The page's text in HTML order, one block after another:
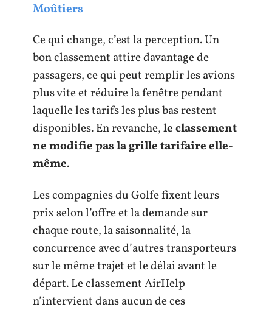
Moûtiers
Ce qui change, c’est la perception. Un
bon classement attire davantage de
passagers, ce qui peut remplir les avions
plus vite et réduire la fenêtre pendant
laquelle les tarifs les plus bas restent
disponibles. En revanche,le classement
ne modifie pas la grille tarifaire elle-
même.
Les compagnies du Golfe fixent leurs
prix selon l’offre et la demande sur
chaque route, la saisonnalité, la
concurrence avec d’autres transporteurs
sur le même trajet et le délai avant le
départ. Le classement AirHelp
n’intervient dans aucun de ces